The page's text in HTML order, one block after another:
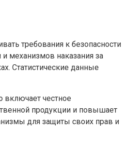
требования к безопасности
и механизмов наказания за
Статистические данные
включает честное
продукции и повышает
для защиты своих прав и